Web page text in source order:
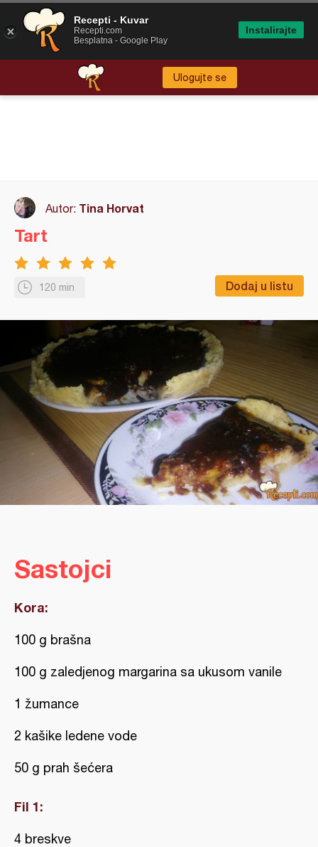
Ulogujte se
Autor: Tina Horvat
120 min Dodaj u listu
Tart
Sastojci
Kora:
100 g brašna
100 g zaledjenog margarina sa ukusom vanile
1 žumance
2 kašike ledene vode
50 g prah šećera
Fil 1:
4 breskve
Recepti - Kuvar
Recepti.com
Besplatna - Google Play
Instalirajte